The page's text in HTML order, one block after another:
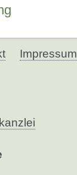
Impressum